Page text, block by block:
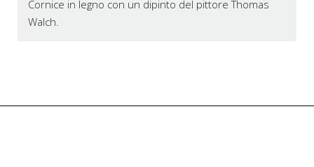
Cornice in legno con un dipinto del pittore Thomas
Walch.